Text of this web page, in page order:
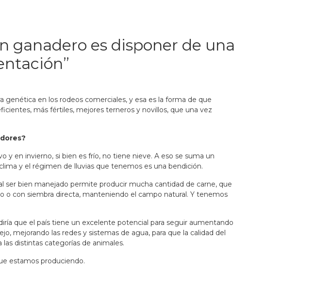
ganadero es disponer de una
en los rodeos comerciales, y esa es la forma de que
más fértiles, mejores terneros y novillos, que una vez
y en invierno, si bien es frío, no tiene nieve. A eso se suma un
y el régimen de lluvias que tenemos es una bendición.
bien manejado permite producir mucha cantidad de carne, que
o con siembra directa, manteniendo el campo natural. Y tenemos
que el país tiene un excelente potencial para seguir aumentando
mejorando las redes y sistemas de agua, para que la calidad del
distintas categorías de animales.
estamos produciendo.